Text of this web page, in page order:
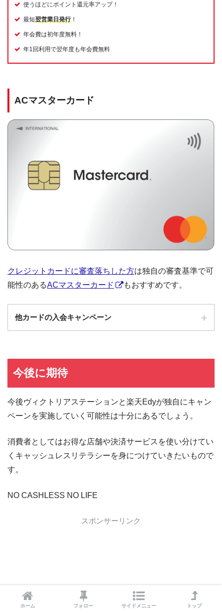
使うほどにポイント還元率アップ！
最短翌営業日発行！
年会費は初年度無料！
年1回利用で翌年度も年会費無料
ACマスターカード
クレジットカードに審査落ちした方は独自の審査基準で可
能性のあるACマスターカード もおすすめです。
他カードの入会キャンペーン
エポスカード
au PAYカード au PAYカードの入会キャンペーン
三井住友カード 三井住友カードの入会キャンペーン
VIASOカード VIASOカードの入会キャンペーン
dカード GOLD dカード GOLDの入会キャンペーン
東急カードの入会キャンペーン
楽天カード
8,000ポイント新規入会&利用キャンペーン
5,000ポイント新規入会&利用キャンペーン
今後に期待
今後ヴィクトリアステーションと楽天Edyが独自にキャン
ペーンを実施していく可能性は十分にあるでしょう。
消費者としてはお得な店舗や決済サービスを使い分けてい
くキャッシュレスリテラシーを身につけていきたいもので
す。
NO CASHLESS NO LIFE
スポンサーリンク
ホーム フォロー サイドメニュー トップ